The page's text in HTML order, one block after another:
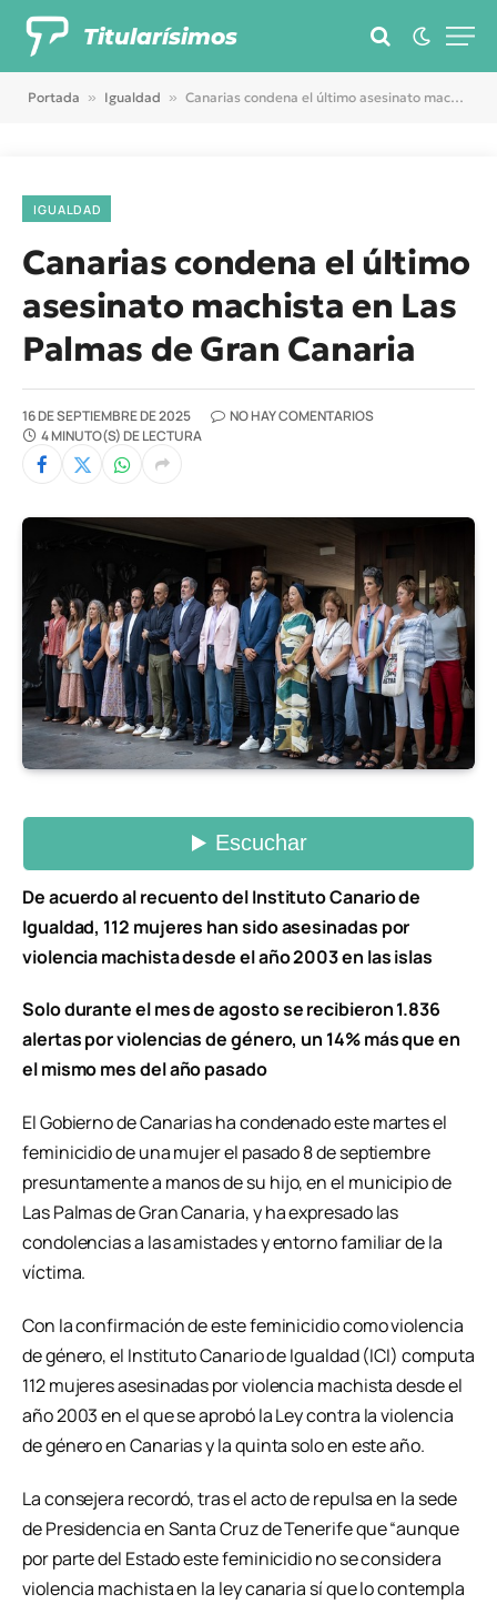
Titularísimos
Portada » Igualdad » Canarias condena el último asesinato machista en Las Palmas de Gran Canaria
IGUALDAD
Canarias condena el último
asesinato machista en Las
Palmas de Gran Canaria
16 DE SEPTIEMBRE DE 2025
NO HAY COMENTARIOS
4 MINUTO(S) DE LECTURA
De acuerdo al recuento del Instituto Canario de
Igualdad, 112 mujeres han sido asesinadas por
violencia machista desde el año 2003 en las islas
Solo durante el mes de agosto se recibieron 1.836
alertas por violencias de género, un 14% más que en
el mismo mes del año pasado
El Gobierno de Canarias ha condenado este martes el
feminicidio de una mujer el pasado 8 de septiembre
presuntamente a manos de su hijo, en el municipio de
Las Palmas de Gran Canaria, y ha expresado las
condolencias a las amistades y entorno familiar de la
víctima.
Con la confirmación de este feminicidio como violencia
de género, el Instituto Canario de Igualdad (ICI) computa
112 mujeres asesinadas por violencia machista desde el
año 2003 en el que se aprobó la Ley contra la violencia
de género en Canarias y la quinta solo en este año.
La consejera recordó, tras el acto de repulsa en la sede
de Presidencia en Santa Cruz de Tenerife que “aunque
por parte del Estado este feminicidio no se considera
violencia machista en la ley canaria sí que lo contempla